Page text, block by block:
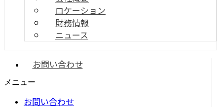
ロケーション
財務情報
ニュース
お問い合わせ
メニュー
お問い合わせ